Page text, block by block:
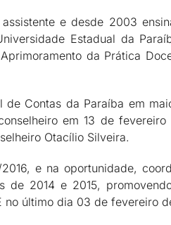
e desde 2003
Estadual da
da Prática
Contas da Paraíba em
em 13 de fevereiro
Otacílio Silveira.
e na oportunidade,
de 2014 e 2015,
último dia 03 de fevereiro